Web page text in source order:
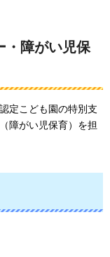
・障がい児保
定こども園の特別支
障がい児保育）を担